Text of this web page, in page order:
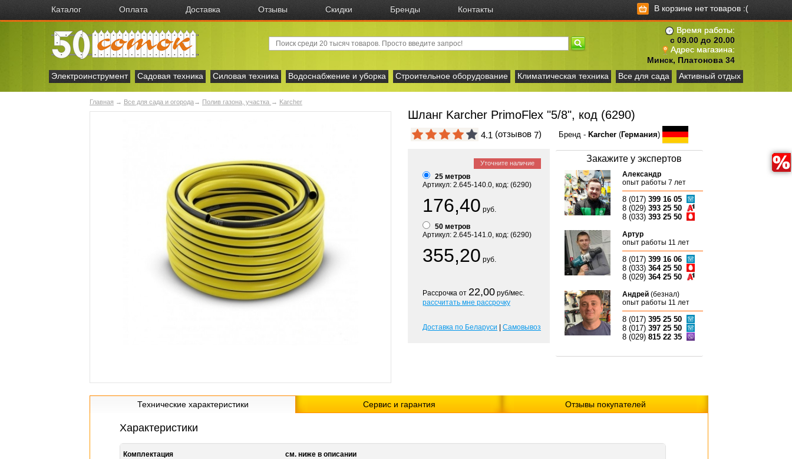
Каталог Оплата Доставка Отзывы Скидки Бренды Контакты В корзине нет товаров :(
Время работы:
с 09.00 до 20.00
Адрес магазина:
Минск, Платонова 34
Электроинструмент
Садовая техника Силовая техника Водоснабжение и уборка Строительное оборудование Климатическая техника Все для сада Активный отдых
Главная → Все для сада и огорода→ Полив газона, участка → Karcher
Шланг Karcher PrimoFlex "5/8", код (6290)
4.1 (отзывов 7)
Уточните наличие
25 метров
Артикул: 2.645-140.0, код: (6290)
176,40 руб.
50 метров
Артикул: 2.645-141.0, код: (6290)
355,20 руб.
Рассрочка от 22,00 руб/мес.
рассчитать мне рассрочку
Доставка по Беларуси Самовывоз
Бренд - Karcher (Германия)
Закажите у экспертов
Александр
опыт работы 7 лет
8 (017) 399 16 05
8 (029) 393 25 50
8 (033) 393 25 50
Артур
опыт работы 11 лет
8 (017) 399 16 06
8 (033) 364 25 50
8 (029) 364 25 50
Андрей (безнал)
опыт работы 11 лет
8 (017) 395 25 50
8 (017) 397 25 50
8 (029) 815 22 35
Технические характеристики Сервис и гарантия Отзывы покупателей
Характеристики
Комплектация см. ниже в описании